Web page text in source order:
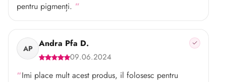
pentru pigmenți.
AP Andra Pfa D.
09.06.2024
Imi place mult acest produs, il folosesc pentru